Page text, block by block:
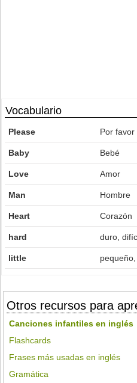
Vocabulario
Please Por favor
Baby Bebé
Love Amor
Man Hombre
Heart Corazón
hard duro,
little
Otros recursos para
Canciones infantiles en inglés
Flashcards
Frases más usadas en inglés
Gramática